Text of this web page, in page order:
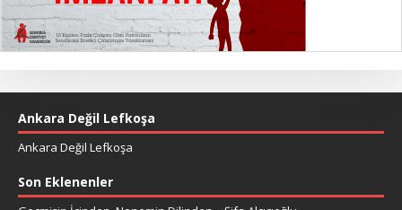
Ankara Değil Lefkoşa
Ankara Değil Lefkoşa
Son Eklenenler